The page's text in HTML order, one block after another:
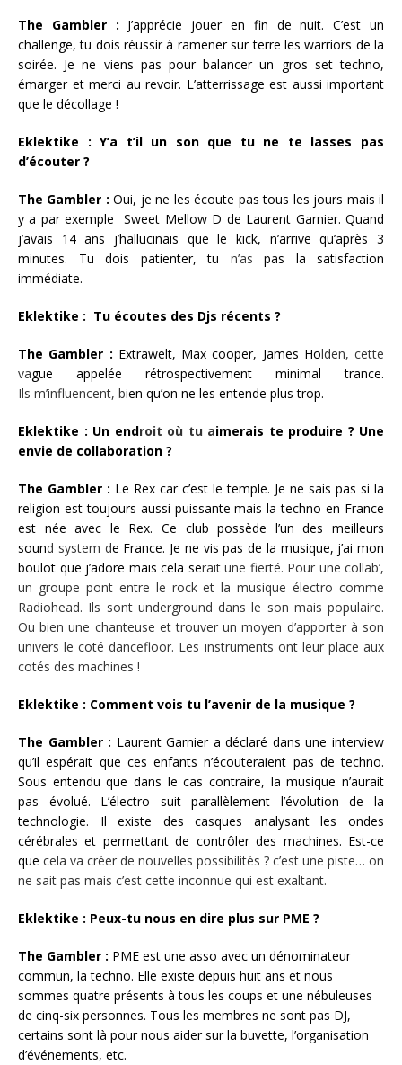
The Gambler : J’apprécie jouer en fin de nuit. C’est un
challenge, tu dois réussir à ramener sur terre les warriors de la
soirée. Je ne viens pas pour balancer un gros set techno,
émarger et merci au revoir. L’atterrissage est aussi important
que le décollage !
Eklektike : Y’a t’il un son que tu ne te lasses pas
d’écouter ?
The Gambler : Oui, je ne les écoute pas tous les jours mais il
y a par exemple
Sweet Mellow D de Laurent Garnier. Quand
j’avais 14 ans j’hallucinais que le kick, n’arrive qu’après 3
minutes. Tu dois patienter, tu n’as pas la satisfaction
immédiate.
Eklektike : Tu écoutes des Djs récents ?
The Gambler : Extrawelt, Max cooper, James Holden, cette
vague appelée rétrospectivement minimal trance.
Ils m’influencent, bien qu’on ne les entende plus trop.
Eklektike : Un endroit où tu aimerais te produire ? Une
envie de collaboration ?
The Gambler : Le Rex car c’est le temple. Je ne sais pas si la
religion est toujours aussi puissante mais la techno en France
est née avec le Rex. Ce club possède l’un des meilleurs
sound system de France. Je ne vis pas de la musique, j’ai mon
boulot que j’adore mais cela serait une fierté. Pour une collab’,
un groupe pont entre le rock et la musique électro comme
Radiohead. Ils sont underground dans le son mais populaire.
Ou bien une chanteuse et trouver un moyen d’apporter à son
univers le coté dancefloor. Les instruments ont leur place aux
cotés des machines !
Eklektike : Comment vois tu l’avenir de la musique ?
The Gambler : Laurent Garnier a déclaré dans une interview
qu’il espérait que ces enfants n’écouteraient pas de techno.
Sous entendu que dans le cas contraire, la musique n’aurait
pas évolué. L’électro suit parallèlement l’évolution de la
technologie. Il existe des casques analysant les ondes
cérébrales et permettant de contrôler des machines. Est-ce
que cela va créer de nouvelles possibilités ? c’est une piste… on
ne sait pas mais c’est cette inconnue qui est exaltant.
Eklektike : Peux-tu nous en dire plus sur PME ?
The Gambler : PME est une asso avec un dénominateur
commun, la techno. Elle existe depuis huit ans et nous
sommes quatre présents à tous les coups et une nébuleuses
de cinq-six personnes. Tous les membres ne sont pas DJ,
certains sont là pour nous aider sur la buvette, l’organisation
d’événements, etc.